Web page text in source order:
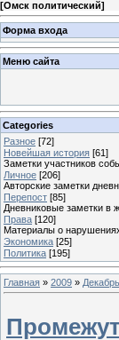
[Омск политический]
Форма входа
Меню сайта
Categories
Разное [72]
Новейшая история [61]
Заметки участников
Личное [206]
Авторские заметки
Перепост [85]
Дневниковые заметки в
Права [120]
Материалы о
Экономика [25]
Политика [195]
Главная » 2009 » Декабрь